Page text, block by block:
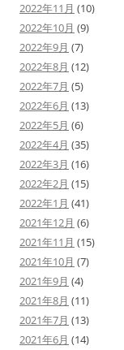
2022年11月 (10)
2022年10月 (9)
2022年9月 (7)
2022年8月 (12)
2022年7月 (5)
2022年6月 (13)
2022年5月 (6)
2022年4月 (35)
2022年3月 (16)
2022年2月 (15)
2022年1月 (41)
2021年12月 (6)
2021年11月 (15)
2021年10月 (7)
2021年9月 (4)
2021年8月 (11)
2021年7月 (13)
2021年6月 (14)